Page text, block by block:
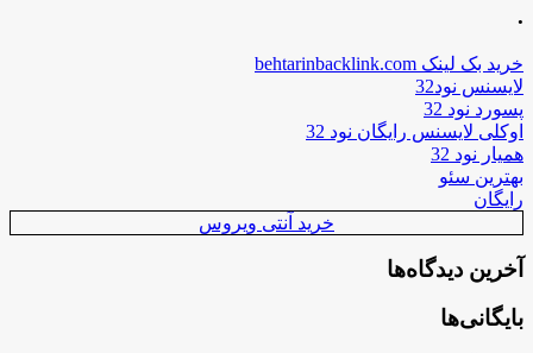
.
خرید بک لینک behtarinbacklink.com
لایسنس نود32
پسورد نود 32
اوکلی لایسنس رایگان نود 32
همیار نود 32
بهترین سئو
رایگان
خرید آنتی ویروس
آخرین دیدگاه‌ها
بایگانی‌ها